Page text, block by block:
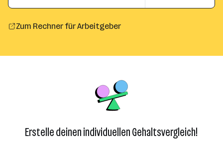
Zum Rechner für Arbeitgeber
Erstelle deinen individuellen Gehaltsvergleich!